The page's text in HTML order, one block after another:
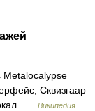
Сквизгаар
…
Википедия